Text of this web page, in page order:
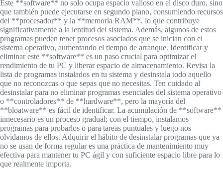
Este **software** no solo ocupa espacio valioso en el disco duro, sino
que también puede ejecutarse en segundo plano, consumiendo recursos
del **procesador** y la **memoria RAM**, lo que contribuye
significativamente a la lentitud del sistema. Además, algunos de estos
programas pueden tener procesos asociados que se inician con el
sistema operativo, aumentando el tiempo de arranque. Identificar y
eliminar este **software** es un paso crucial para optimizar el
rendimiento de tu PC y liberar espacio de almacenamiento. Revisa la
lista de programas instalados en tu sistema y desinstala todo aquello
que no reconozcas o que sepas que no necesitas. Ten cuidado al
desinstalar para no eliminar programas esenciales del sistema operativo
o **controladores** de **hardware**, pero la mayoría del
**bloatware** es fácil de identificar. La acumulación de **software**
innecesario es un proceso gradual; con el tiempo, instalamos
programas para probarlos o para tareas puntuales y luego nos
olvidamos de ellos. Adquirir el hábito de desinstalar programas que ya
no se usan de forma regular es una práctica de mantenimiento muy
efectiva para mantener tu PC ágil y con suficiente espacio libre para lo
que realmente importa.